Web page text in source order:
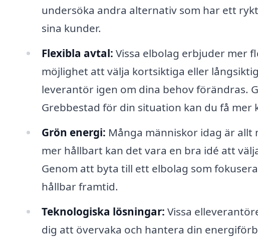
undersöka andra alternativ som har ett
sina kunder.
Flexibla avtal: Vissa elbolag erbjuder mer
möjlighet att välja kortsiktiga eller
leverantör igen om dina behov förändras.
Grebbestad för din situation kan du få mer
Grön energi: Många människor idag är
mer hållbart kan det vara en bra idé att
Genom att byta till ett elbolag som
hållbar framtid.
Teknologiska lösningar: Vissa
dig att övervaka och hantera din